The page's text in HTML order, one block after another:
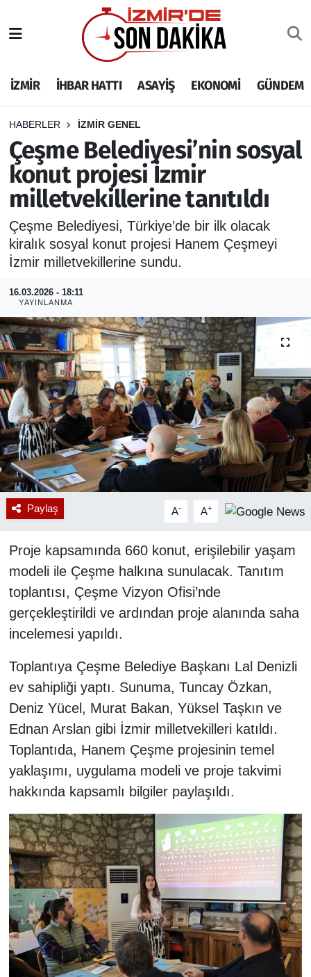
İZMİR İHBAR HATTI ASAYİŞ EKONOMİ GÜNDEM
HABERLER İZMİR GENEL
Çeşme Belediyesi’nin sosyal
konut projesi İzmir
milletvekillerine tanıtıldı
Çeşme Belediyesi, Türkiye’de bir ilk olacak
kiralık sosyal konut projesi Hanem Çeşmeyi
İzmir milletvekillerine sundu.
16.03.2026 - 18:11
YAYINLANMA
Paylaş A- A+
Proje kapsamında 660 konut, erişilebilir yaşam
modeli ile Çeşme halkına sunulacak. Tanıtım
toplantısı, Çeşme Vizyon Ofisi’nde
gerçekleştirildi ve ardından proje alanında saha
incelemesi yapıldı.
Toplantıya Çeşme Belediye Başkanı Lal Denizli
ev sahipliği yaptı. Sunuma, Tuncay Özkan,
Deniz Yücel, Murat Bakan, Yüksel Taşkın ve
Ednan Arslan gibi İzmir milletvekilleri katıldı.
Toplantıda, Hanem Çeşme projesinin temel
yaklaşımı, uygulama modeli ve proje takvimi
hakkında kapsamlı bilgiler paylaşıldı.
İHBAR HATTI
DEPREM
GENEL
EKONOMİ
SİYASET
SPOR
ASAYİŞ
RESMİ REKLAM
İzmir Nöbetçi Eczaneler
İzmir Hava Durumu
İzmir Namaz Vakitleri
İzmir Trafik Yoğunluk Haritası
Puan Durumu ve Fikstür
Tüm Manşetler
Son Dakika Haberleri
Haber Arşivi